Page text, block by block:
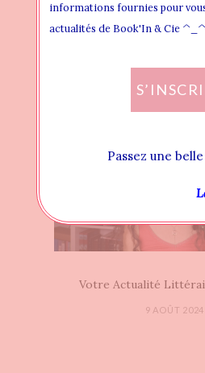
4 OCTOBRE
Votre Actualité
9 AOÛT 2024
informations fournies pour
actualités de Book'In & Cie ^_^
Passez une